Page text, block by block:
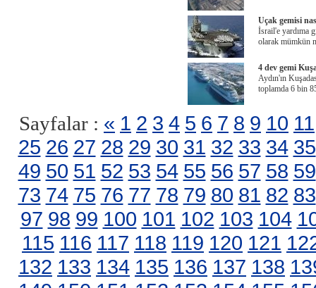
Uçak gemisi
İsrail'e yardıma
olarak mümkün
4 dev gemi
Aydın'ın
toplamda 6 bin
Sayfalar : « 1 2 3 4 5 6 7 8 9 10 11
25 26 27 28 29 30 31 32 33 34 35
49 50 51 52 53 54 55 56 57 58 59
73 74 75 76 77 78 79 80 81 82 83
97 98 99 100 101 102 103 104
115 116 117 118 119 120 121
132 133 134 135 136 137 138